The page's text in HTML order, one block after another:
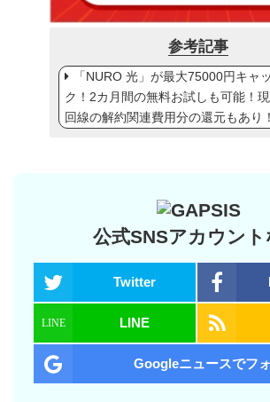
参考記事
「NURO 光」が最大75000円キャ
ク！2カ月間の無料お試しも可能！
回線の解約関連費用分の還元もあり！
公式SNSアカウン
Twitter
LINE
Googleニュースでフ